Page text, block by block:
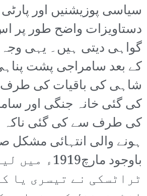
سیاسی پوزیشنیں اور
دستاویزات واضح طور پر
گواہی دیتی ہیں۔ یہی
کے بعد سامراجی پشت
شاہی کی باقیات کی
کی گئی خانہ جنگی اور
کی طرف سے کی گئی ناکہ
ہونے والی انتہائی مشکل
باوجود
ٹراٹسکی نے تیسری یا